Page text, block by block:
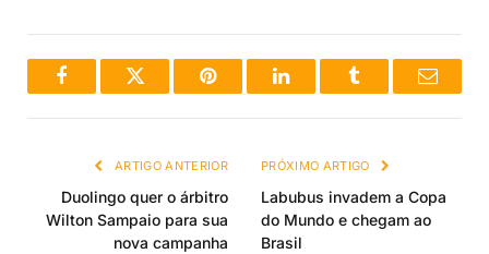
FacebookTwitter Pinterest LinkedInTumblr Email
ARTIGO ANTERIOR
Duolingo quer o árbitro
Wilton Sampaio para sua
nova campanha
PRÓXIMO ARTIGO
Labubus invadem a Copa
do Mundo e chegam ao
Brasil